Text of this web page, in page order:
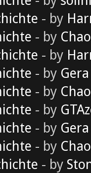
- by
- by
- by
- by Gera
- by
- by
- by Gera
- by
- by